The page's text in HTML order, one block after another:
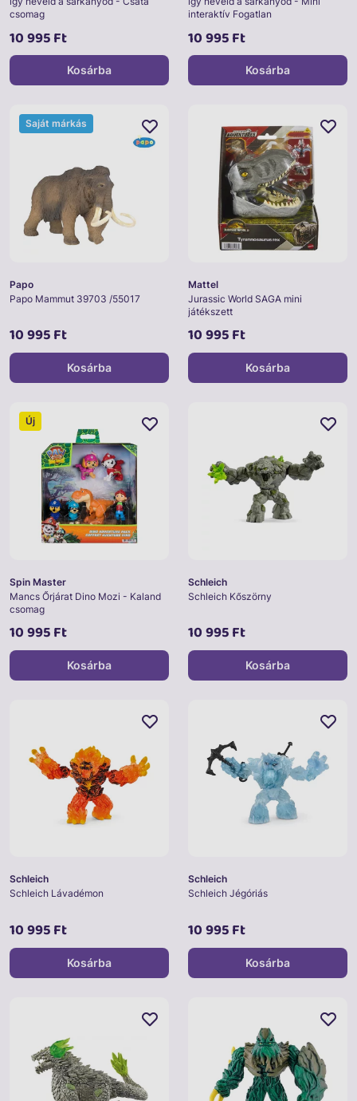
csomag
10 995 Ft
Kosárba
interaktív Fogatlan
10 995 Ft
Kosárba
Papo
Papo Mammut 39703 /55017
10 995 Ft
Saját márkás
Kosárba
Mattel
Jurassic World SAGA mini
játékszett
10 995 Ft
Kosárba
Spin Master
Mancs Őrjárat Dino Mozi - Kaland
csomag
10 995 Ft
Új
Kosárba
Schleich
Schleich Kőszörny
10 995 Ft
Kosárba
Schleich
Schleich Lávadémon
10 995 Ft
Kosárba
Schleich
Schleich Jégóriás
10 995 Ft
Kosárba